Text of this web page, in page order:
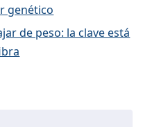
genético
de peso: la clave está